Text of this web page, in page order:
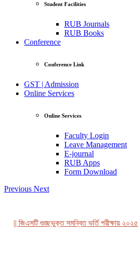
Student Facilities
RUB Journals
RUB Books
Conference
Conference Link
GST | Admission
Online Services
Online Services
Faculty Login
Leave Management
E-journal
RUB Apps
Form Download
Previous Next
|| জিএসটি গুচ্ছভুক্ত সমন্বিত ভর্তি পরীক্ষায় ২০২৫-